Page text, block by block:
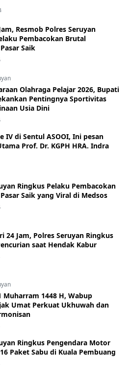
Resmob Polres Seruyan
Pembacokan Brutal
Saik
Olahraga Pelajar 2026, Bupati
Pentingnya Sportivitas
Usia Dini
IV di Sentul ASOOI, Ini pesan
Prof. Dr. KGPH HRA. Indra
Ringkus Pelaku Pembacokan
Saik yang Viral di Medsos
24 Jam, Polres Seruyan Ringkus
saat Hendak Kabur
Muharram 1448 H, Wabup
Umat Perkuat Ukhuwah dan
Ringkus Pengendara Motor
Paket Sabu di Kuala Pembuang